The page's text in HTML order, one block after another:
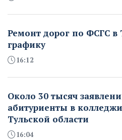
Ремонт дорог по ФСГС в
графику
16:12
Около 30 тысяч
абитуриенты в
Тульской области
16:04